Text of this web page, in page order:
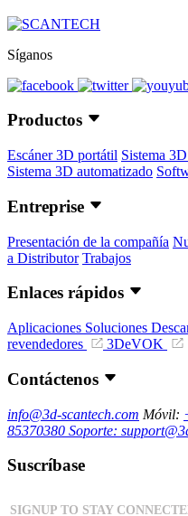
Síganos
Productos
Escáner 3D portátil Sistema
Sistema 3D automatizado
Entreprise
Presentación de la compañía
a Distributor Trabajos
Enlaces rápidos
Aplicaciones Soluciones
revendedores
3DeVOK
Contáctenos
info@3d-scantech.com Móvil:
85370380 Soporte:
Suscríbase